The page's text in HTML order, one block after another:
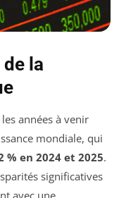
la
années à venir
mondiale, qui
% en 2024 et 2025.
significatives